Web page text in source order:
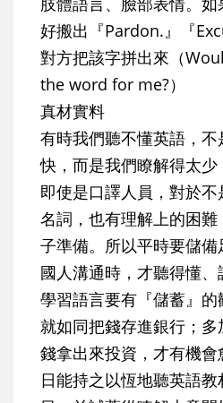
好搬出『Pardon.』『
對方把該字拼出來（
the word for me?）
真材實料
有時我們聽不懂英語，
快，而是我們瞭解得太少
即使是口譯人員，對於
名詞，也有理解上的困
子準備。所以平時要儲
國人溝通時，才聽得懂、
學習語言要有『儲蓄』的
就如同把錢存進銀行；
錢拿出來投資，才有機
日能持之以恆地聽英語